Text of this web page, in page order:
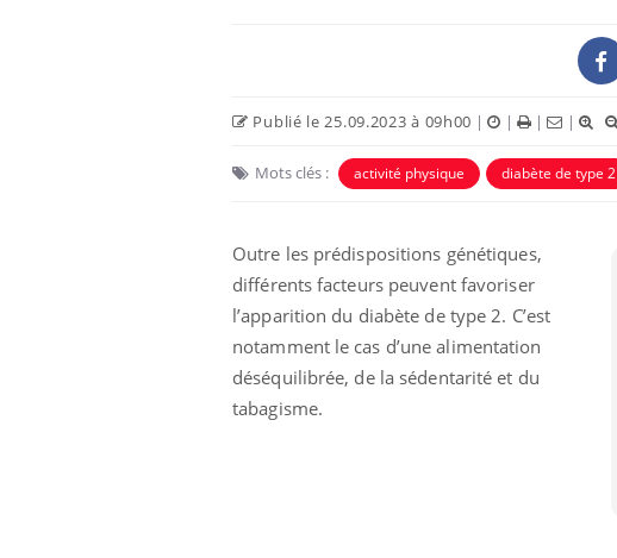
Publié le 25.09.2023 à 09h00 | | | |
Mots clés : activité physique diabète de type 2
Outre les prédispositions génétiques,
différents facteurs peuvent favoriser
l’apparition du diabète de type 2. C’est
notamment le cas d’une alimentation
déséquilibrée, de la sédentarité et du
tabagisme.
Pourquoi votre ventre
gâche-t-il les premiers
jours de vos vacances ?